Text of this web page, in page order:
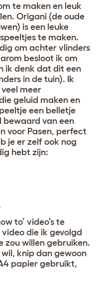
te maken en leuk
Origani (de oude
is een leuke
te maken.
om achter vlinders
besloot ik om
ik denk dat dit een
in de tuin). Ik
meer
geluid maken en
een belletje
bewaard van een
voor Pasen, perfect
je er zelf ook nog
hebt zijn:
to’ video’s te
die ik gevolgd
zou willen gebruiken.
knip dan gewoon
papier gebruikt,